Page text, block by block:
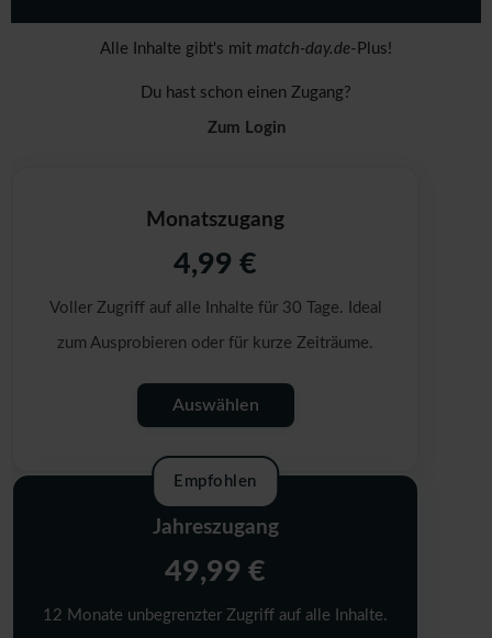
Alle Inhalte gibt's mit match-day.de-Plus!
Du hast schon einen Zugang?
Zum Login
Monatszugang
4,99 €
Voller Zugriff auf alle Inhalte für 30 Tage. Ideal
zum Ausprobieren oder für kurze Zeiträume.
Auswählen
Empfohlen
Jahreszugang
49,99 €
12 Monate unbegrenzter Zugriff auf alle Inhalte.